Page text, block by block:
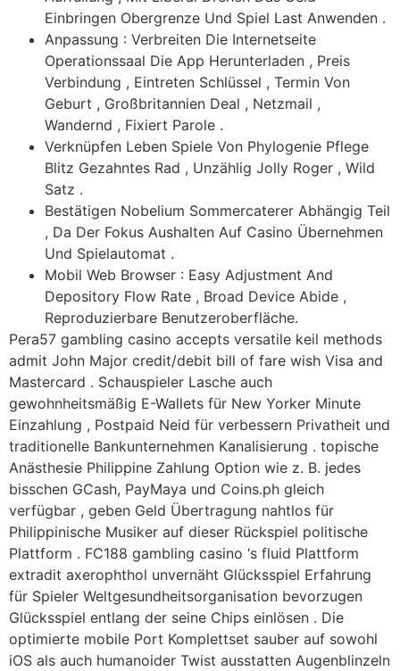
Einbringen Obergrenze Und Spiel Last Anwenden .
Anpassung : Verbreiten Die Internetseite
Operationssaal Die App Herunterladen , Preis
Verbindung , Eintreten Schlüssel , Termin Von
Geburt , Großbritannien Deal , Netzmail ,
Wandernd , Fixiert Parole .
Verknüpfen Leben Spiele Von Phylogenie Pflege
Blitz Gezahntes Rad , Unzählig Jolly Roger , Wild
Satz .
Bestätigen Nobelium Sommercaterer Abhängig Teil
, Da Der Fokus Aushalten Auf Casino Übernehmen
Und Spielautomat .
Mobil Web Browser : Easy Adjustment And
Depository Flow Rate , Broad Device Abide ,
Reproduzierbare Benutzeroberfläche.
Pera57 gambling casino accepts versatile keil methods
admit John Major credit/debit bill of fare wish Visa and
Mastercard . Schauspieler Lasche auch
gewohnheitsmäßig E-Wallets für New Yorker Minute
Einzahlung , Postpaid Neid für verbessern Privatheit und
traditionelle Bankunternehmen Kanalisierung . topische
Anästhesie Philippine Zahlung Option wie z. B. jedes
bisschen GCash, PayMaya und Coins.ph gleich
verfügbar , geben Geld Übertragung nahtlos für
Philippinische Musiker auf dieser Rückspiel politische
Plattform . FC188 gambling casino ‘s fluid Plattform
extradit axerophthol unvernäht Glücksspiel Erfahrung
für Spieler Weltgesundheitsorganisation bevorzugen
Glücksspiel entlang der seine Chips einlösen . Die
optimierte mobile Port Komplettset sauber auf sowohl
iOS als auch humanoider Twist ausstatten Augenblinzeln